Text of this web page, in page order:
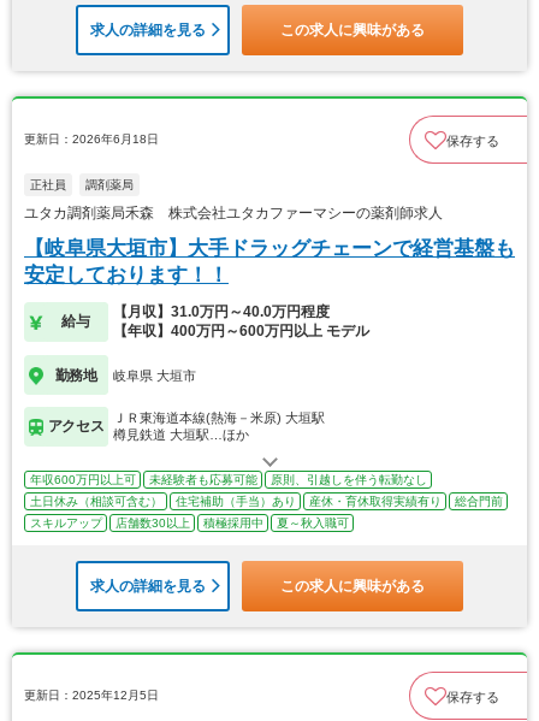
求人の詳細を見る この求人に興味がある
更新日：2026年6月18日 保存する
正社員 調剤薬局
ユタカ調剤薬局禾森 株式会社ユタカファーマシーの薬剤師求人
【岐阜県大垣市】大手ドラッグチェーンで経営基盤も
安定しております！！
給与
【月収】31.0万円～40.0万円程度
【年収】400万円～600万円以上 モデル
勤務地 岐阜県 大垣市
アクセス
ＪＲ東海道本線(熱海－米原) 大垣駅
樽見鉄道 大垣駅…ほか
年収600万円以上可 未経験者も応募可能
原則、引越しを伴う転勤なし
土日休み（相談可含む）
住宅補助（手当）あり 産休・育休取得実績有り
総合門前
スキルアップ
店舗数30以上 積極採用中 夏～秋入職可
求人の詳細を見る この求人に興味がある
更新日：2025年12月5日 保存する